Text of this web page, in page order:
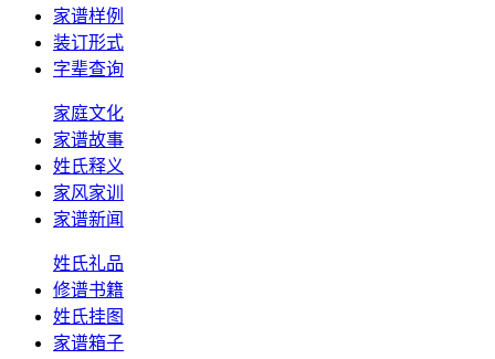
家谱样例
装订形式
字辈查询
家庭文化
家谱故事
姓氏释义
家风家训
家谱新闻
姓氏礼品
修谱书籍
姓氏挂图
家谱箱子